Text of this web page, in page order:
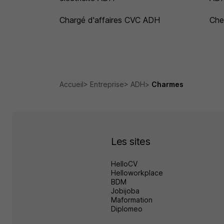
Chargé d'affaires CVC ADH
Accueil Entreprise ADH Charmes
Les sites
HelloCV
Helloworkplace
BDM
Jobijoba
Maformation
Diplomeo